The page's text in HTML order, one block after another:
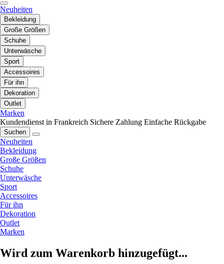
Neuheiten
Bekleidung
Große Größen
Schuhe
Unterwäsche
Sport
Accessoires
Für ihn
Dekoration
Outlet
Marken
Kundendienst in Frankreich Sichere Zahlung Einfache Rückgabe
Suchen
Neuheiten
Bekleidung
Große Größen
Schuhe
Unterwäsche
Sport
Accessoires
Für ihn
Dekoration
Outlet
Marken
Wird zum Warenkorb hinzugefügt...